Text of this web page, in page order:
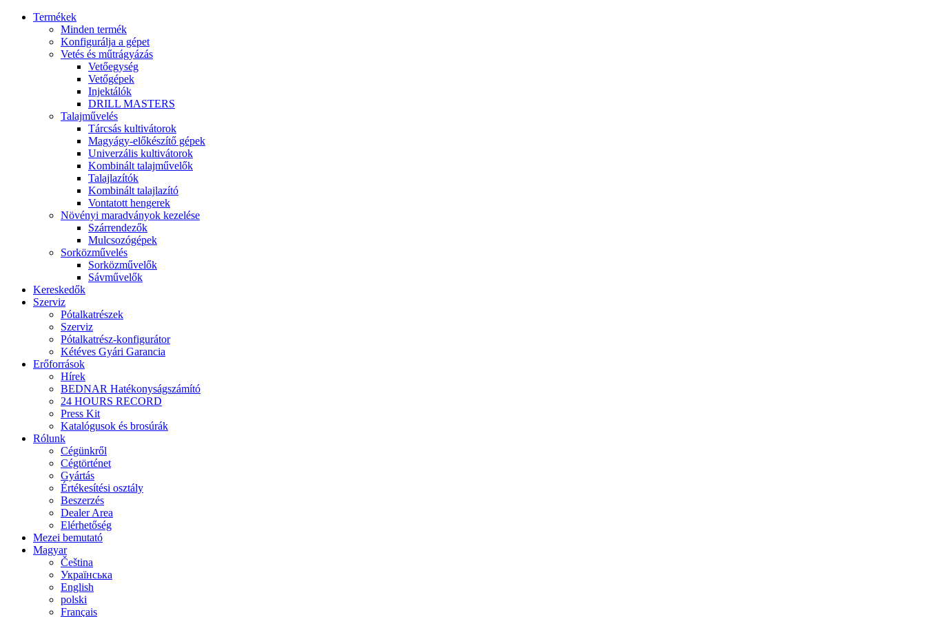
Termékek
Minden termék
Konfigurálja a gépet
Vetés és műtrágyázás
Vetőegység
Vetőgépek
Injektálók
DRILL MASTERS
Talajművelés
Tárcsás kultivátorok
Magyágy-előkészítő gépek
Univerzális kultivátorok
Kombinált talajművelők
Talajlazítók
Kombinált talajlazító
Vontatott hengerek
Növényi maradványok kezelése
Szárrendezők
Mulcsozógépek
Sorközművelés
Sorközművelők
Sávművelők
Kereskedők
Szerviz
Pótalkatrészek
Szerviz
Pótalkatrész-konfigurátor
Kétéves Gyári Garancia
Erőforrások
Hírek
BEDNAR Hatékonyságszámító
24 HOURS RECORD
Press Kit
Katalógusok és brosúrák
Rólunk
Cégünkről
Cégtörténet
Gyártás
Értékesítési osztály
Beszerzés
Dealer Area
Elérhetőség
Mezei bemutató
Magyar
Čeština
Українська
English
polski
Français